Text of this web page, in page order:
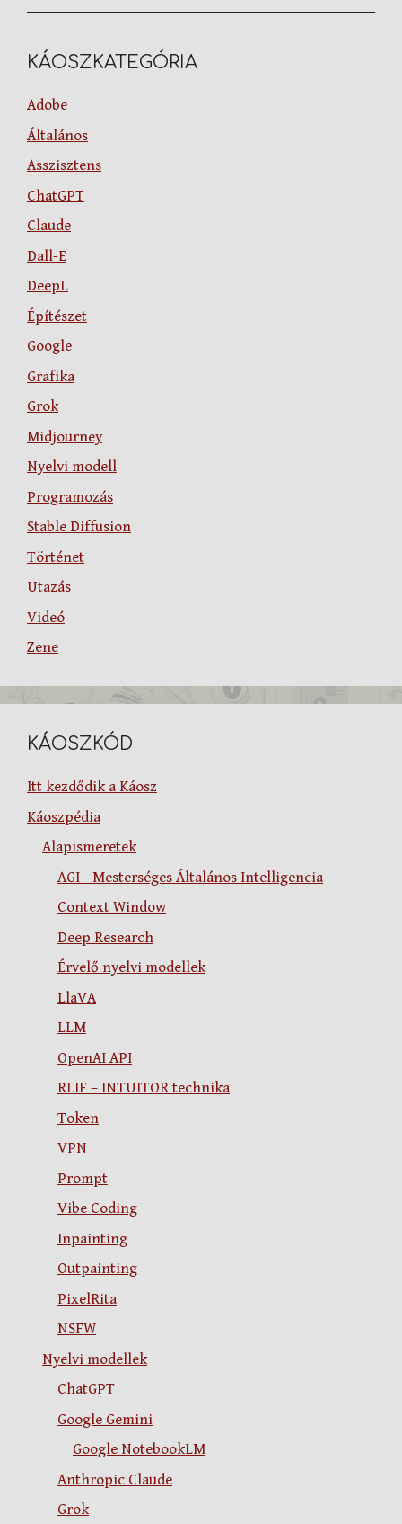
KÁOSZKATEGÓRIA
Adobe
Általános
Asszisztens
ChatGPT
Claude
Dall-E
DeepL
Építészet
Google
Grafika
Grok
Midjourney
Nyelvi modell
Programozás
Stable Diffusion
Történet
Utazás
Videó
Zene
KÁOSZKÓD
Itt kezdődik a Káosz
Káoszpédia
Alapismeretek
AGI - Mesterséges Általános Intelligencia
Context Window
Deep Research
Érvelő nyelvi modellek
LlaVA
LLM
OpenAI API
RLIF – INTUITOR technika
Token
VPN
Prompt
Vibe Coding
Inpainting
Outpainting
PixelRita
NSFW
Nyelvi modellek
ChatGPT
Google Gemini
Google NotebookLM
Anthropic Claude
Grok